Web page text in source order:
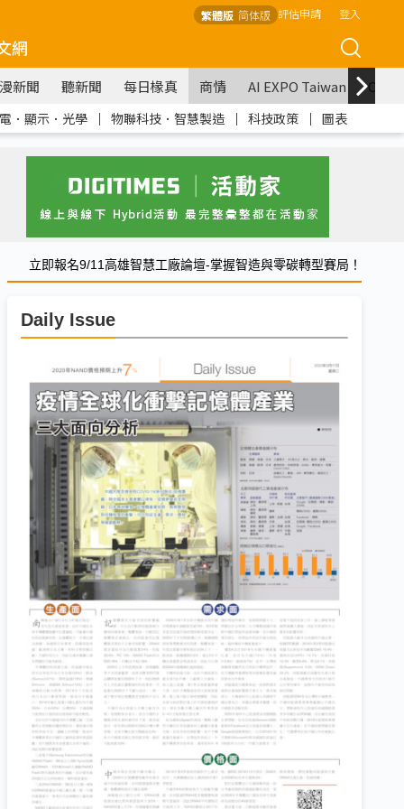
繁體版 简体版 評估申請 登入
網
漫新聞 聽新聞 每日椽真 商情 AI EXPO Taiwan
．顯示．光學 ｜ 物聯科技．智慧製造 ｜ 科技政策 ｜ 圖表
立即報名9/11高雄智慧工廠論壇-掌握智造與零碳轉型賽局！
Daily Issue